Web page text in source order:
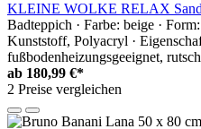
KLEINE WOLKE RELAX
Badteppich · Farbe: beige ·
Kunststoff, Polyacryl ·
fußbodenheizungsgeeignet,
ab 180,99 €*
2 Preise vergleichen